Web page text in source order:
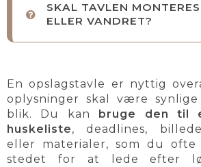
SKAL TAVLEN
ELLER VANDRET?
En opslagstavle er nyttig
oplysninger skal være
blik. Du kan
bruge den til
huskeliste, deadlines,
eller materialer, som du
stedet for at lede efter